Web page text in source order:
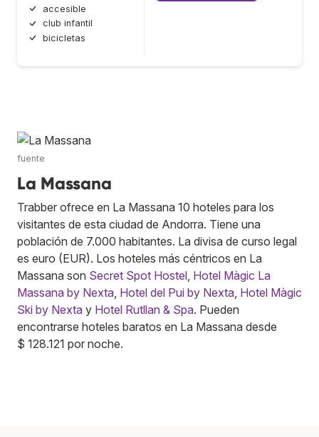
accesible
club infantil
bicicletas
fuente
La Massana
Trabber ofrece en La Massana 10 hoteles para los
visitantes de esta ciudad de Andorra. Tiene una
población de 7.000 habitantes. La divisa de curso legal
es euro (EUR). Los hoteles más céntricos en La
Massana son Secret Spot Hostel Hotel Màgic La
Massana by Nexta Hotel del Pui by Nexta Hotel Màgic
Ski by Nexta y Hotel Rutllan & Spa. Pueden
encontrarse hoteles baratos en La Massana desde
$ 128.121 por noche.